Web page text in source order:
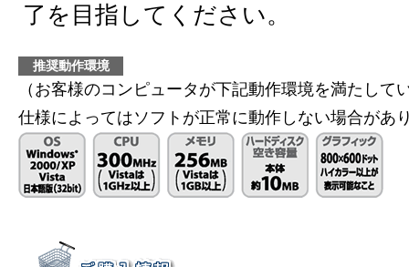
了を目指してください。
推奨動作環境
（お客様のコンピュータが下記動作環境を満たして
仕様によってはソフトが正常に動作しない場合があ